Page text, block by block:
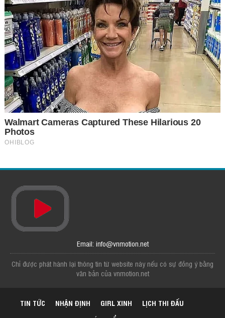
Email: info@vnmotion.net
Chỉ được phát hành lại thông tin từ website này nếu có sự đồng ý bằng
văn bản của vnmotion.net
TIN TỨC NHẬN ĐỊNH GIRL XINH
LỊCH THI ĐẤU